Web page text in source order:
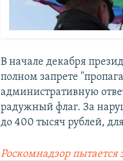
В начале декабря
полном запрете
административную
радужный флаг. За
до 400 тысяч рублей,
Роскомнадзор пытается